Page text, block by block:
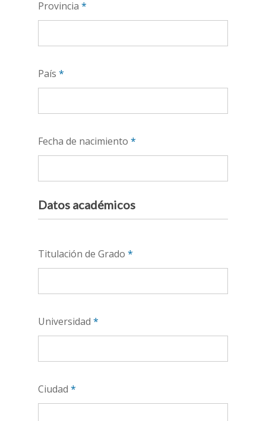
Provincia *
País *
Fecha de nacimiento *
Datos académicos
Titulación de Grado *
Universidad *
Ciudad *